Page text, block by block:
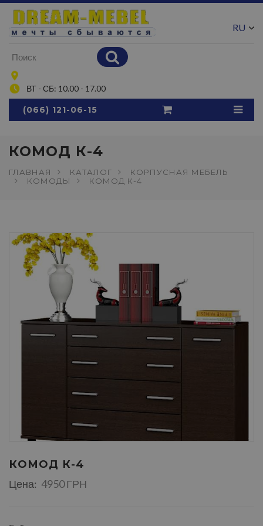
ВТ - СБ: 10.00 - 17.00
RU
(066) 121-06-15
КОМОД К-4
ГЛАВНАЯ КАТАЛОГ
КОРПУСНАЯ МЕБЕЛЬ
КОМОДЫ
КОМОД К-4
КОМОД К-4
Цена: 4950 ГРН